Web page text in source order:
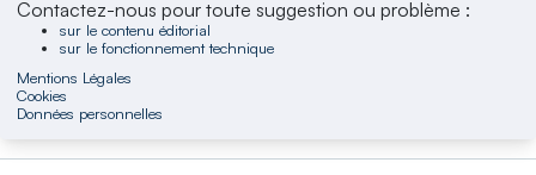
Contactez-nous pour toute suggestion ou problème :
sur le contenu éditorial
sur le fonctionnement technique
Mentions Légales
Cookies
Données personnelles